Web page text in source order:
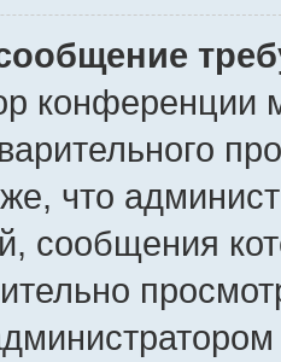
конференции
что
сообщения